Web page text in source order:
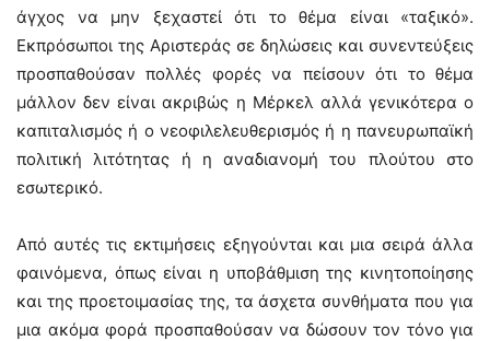
άγχος να μην ξεχαστεί ότι το θέμα είναι «ταξικό».
Εκπρόσωποι της Αριστεράς σε δηλώσεις και συνεντεύξεις
προσπαθούσαν πολλές φορές να πείσουν ότι το θέμα
μάλλον δεν είναι ακριβώς η Μέρκελ αλλά γενικότερα ο
καπιταλισμός ή ο νεοφιλελευθερισμός ή η πανευρωπαϊκή
πολιτική λιτότητας ή η αναδιανομή του πλούτου στο
εσωτερικό.
Από αυτές τις εκτιμήσεις εξηγούνται και μια σειρά άλλα
φαινόμενα, όπως είναι η υποβάθμιση της κινητοποίησης
και της προετοιμασίας της, τα άσχετα συνθήματα που για
μια ακόμα φορά προσπαθούσαν να δώσουν τον τόνο για